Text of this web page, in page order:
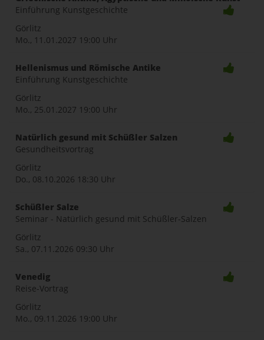
Einführung Kunstgeschichte
Görlitz
Mo., 11.01.2027 19:00 Uhr
Hellenismus und Römische Antike
Einführung Kunstgeschichte
Görlitz
Mo., 25.01.2027 19:00 Uhr
Natürlich gesund mit Schüßler Salzen
Gesundheitsvortrag
Görlitz
Do., 08.10.2026 18:30 Uhr
Schüßler Salze
Seminar - Natürlich gesund mit Schüßler-Salzen
Görlitz
Sa., 07.11.2026 09:30 Uhr
Venedig
Reise-Vortrag
Görlitz
Mo., 09.11.2026 19:00 Uhr